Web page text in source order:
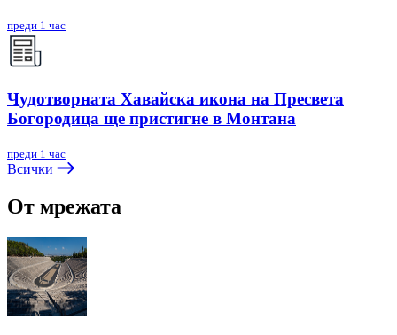
преди 1 час
Чудотворната Хавайска икона на Пресвета
Богородица ще пристигне в Монтана
преди 1 час
Всички
От мрежата